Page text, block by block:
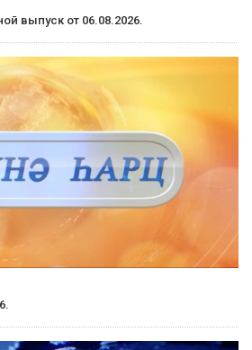
выпуск от 06.08.2026.